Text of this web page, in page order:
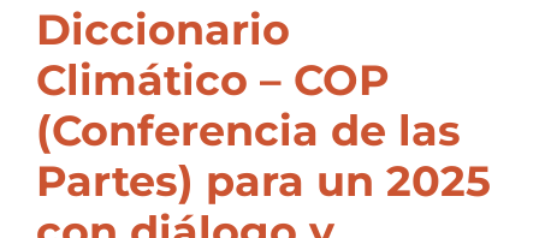
Diccionario
Climático – COP
(Conferencia de las
Partes) para un 2025